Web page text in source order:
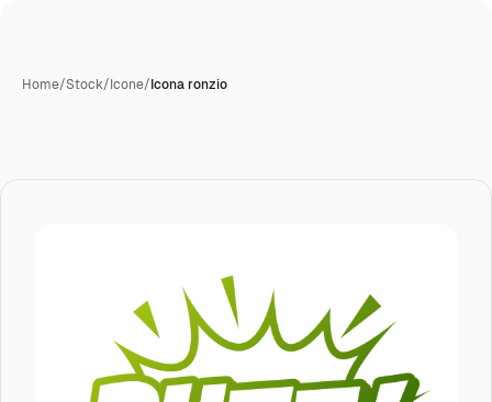
Home/Stock/Icone/Icona ronzio